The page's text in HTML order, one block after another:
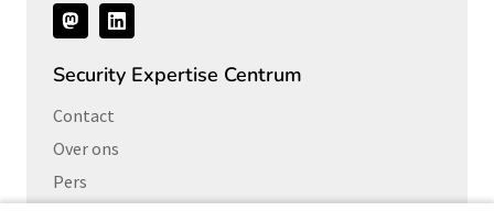
Volg
ons
Security Expertise Centrum
Contact
Over ons
Pers